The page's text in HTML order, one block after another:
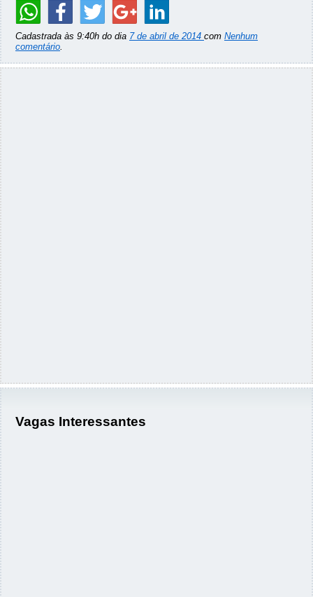
Cadastrada às 9:40h do dia 7 de abril de 2014 com Nenhum
comentário.
Vagas Interessantes